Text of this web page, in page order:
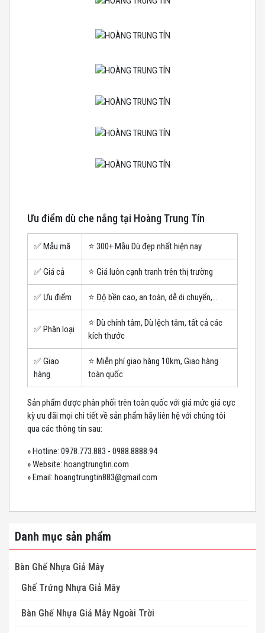
Ưu điểm dù che nắng tại Hoàng Trung Tín
✅ Mẫu mã ⭐️ 300+ Mẫu Dù đẹp nhất hiện nay
✅ Giá cả ⭐️ Giá luôn cạnh tranh trên thị trường
✅ Ưu điểm ⭐️ Độ bền cao, an toàn, dễ di chuyển,...
✅ Phân loại
⭐️ Dù chính tâm, Dù lệch tâm, tất cả các
kích thước
✅ Giao
hàng
⭐️ Miễn phí giao hàng 10km, Giao hàng
toàn quốc
Sản phẩm được phân phối trên toàn quốc với giá mức giá cực
kỳ ưu đãi mọi chi tiết về sản phẩm hãy liên hệ với chúng tôi
qua các thông tin sau:
» Hotline: 0978.773.883 - 0988.8888.94
» Website: hoangtrungtin.com
» Email: hoangtrungtin883@gmail.com
Danh mục sản phẩm
Bàn Ghế Nhựa Giả Mây
Ghế Trứng Nhựa Giả Mây
Bàn Ghế Nhựa Giả Mây Ngoài Trời